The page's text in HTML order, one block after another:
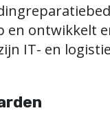
en ontwikkelt
IT- en